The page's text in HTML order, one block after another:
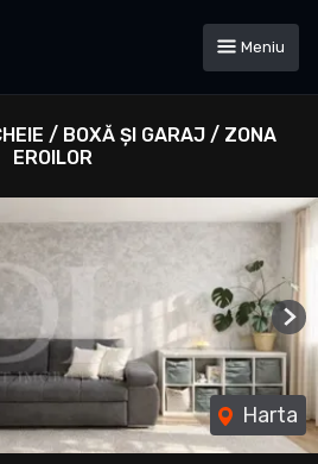
Meniu
/ BOXĂ ȘI GARAJ / ZONA
EROILOR
Harta